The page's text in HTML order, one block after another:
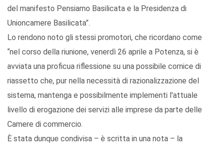
del manifesto Pensiamo Basilicata e la Presidenza di
Unioncamere Basilicata”.
Lo rendono noto gli stessi promotori, che ricordano come
“nel corso della riunione, venerdì 26 aprile a Potenza, si è
avviata una proficua riflessione su una possibile cornice di
riassetto che, pur nella necessità di razionalizzazione del
sistema, mantenga e possibilmente implementi l'attuale
livello di erogazione dei servizi alle imprese da parte delle
Camere di commercio.
È stata dunque condivisa – è scritta in una nota – la